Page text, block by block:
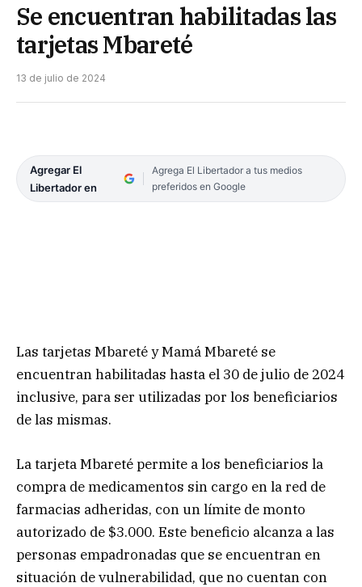
Se encuentran habilitadas las
tarjetas Mbareté
13 de julio de 2024
Agregar El
Libertador en
Agrega El Libertador a tus medios
preferidos en Google
Las tarjetas Mbareté y Mamá Mbareté se
encuentran habilitadas hasta el 30 de julio de 2024
inclusive, para ser utilizadas por los beneficiarios
de las mismas.
La tarjeta Mbareté permite a los beneficiarios la
compra de medicamentos sin cargo en la red de
farmacias adheridas, con un límite de monto
autorizado de $3.000. Este beneficio alcanza a las
personas empadronadas que se encuentran en
situación de vulnerabilidad, que no cuentan con